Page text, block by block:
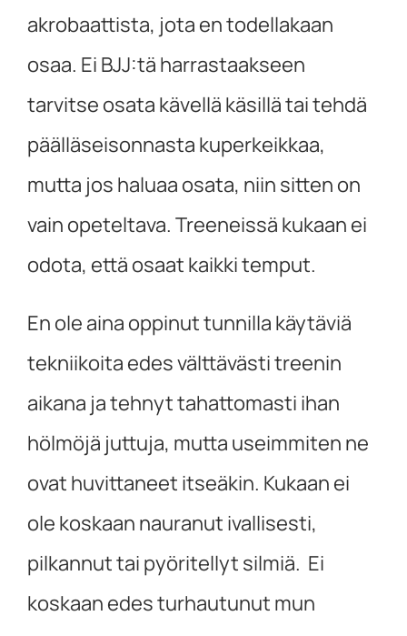
akrobaattista, jota en todellakaan
osaa. Ei BJJ:tä harrastaakseen
tarvitse osata kävellä käsillä tai tehdä
päälläseisonnasta kuperkeikkaa,
mutta jos haluaa osata, niin sitten on
vain opeteltava. Treeneissä kukaan ei
odota, että osaat kaikki temput.
En ole aina oppinut tunnilla käytäviä
tekniikoita edes välttävästi treenin
aikana ja tehnyt tahattomasti ihan
hölmöjä juttuja, mutta useimmiten ne
ovat huvittaneet itseäkin. Kukaan ei
ole koskaan nauranut ivallisesti,
pilkannut tai pyöritellyt silmiä. Ei
koskaan edes turhautunut mun